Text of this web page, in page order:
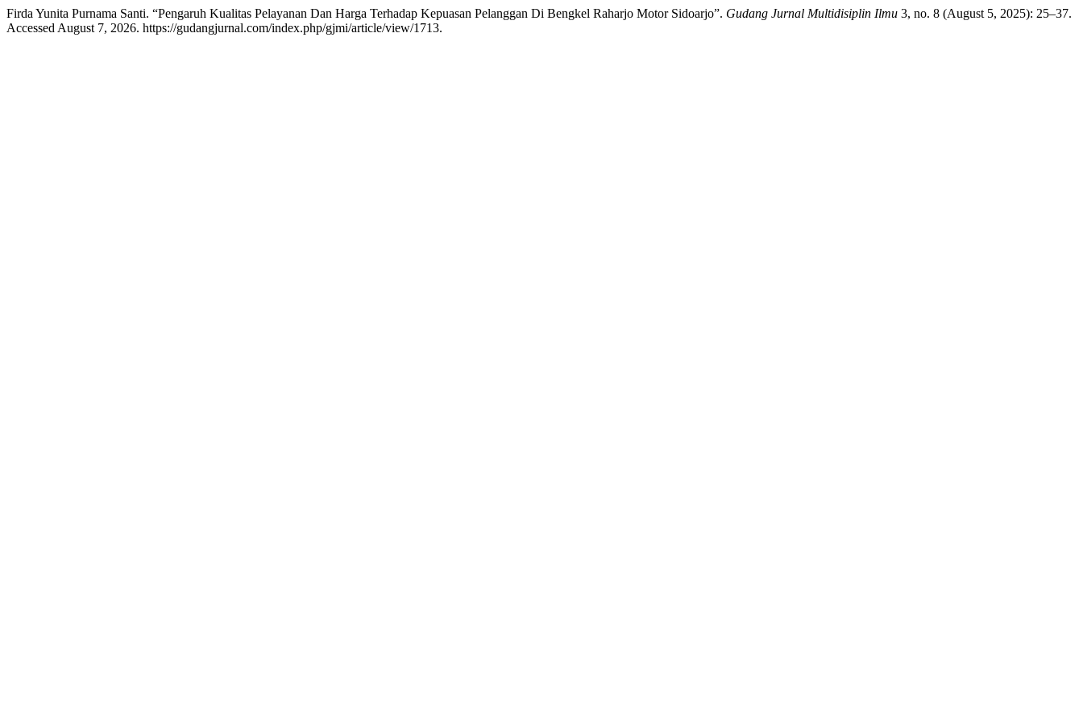
Firda Yunita Purnama Santi. “Pengaruh Kualitas Pelayanan Dan Harga Terhadap Kepuasan Pelanggan Di Bengkel Raharjo Motor Sidoarjo”. Gudang Jurnal Multidisiplin Ilmu 3, no. 8 (August 5, 2025): 25–37.
Accessed August 7, 2026. https://gudangjurnal.com/index.php/gjmi/article/view/1713.